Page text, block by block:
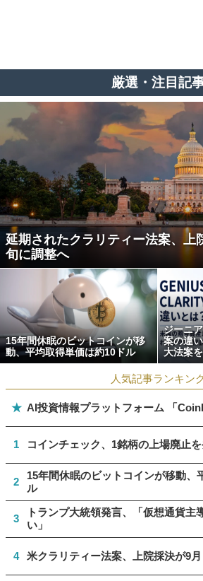
厳選・注目記
延期されたクラリティー法案、上
旬に調整へ
15年間休眠のビットコインが移
動、平均取得単価は約10ドル
ジーニ
案の違
大法案
人気記事ランキン
★ AI投資情報プラットフォーム 「
1 コインチェック、1銘柄の上場廃止
2
15年間休眠のビットコインが移動、
ル
3
トランプ大統領発言、「仮想通貨主
い」
4 米クラリティー法案、上院採決が9